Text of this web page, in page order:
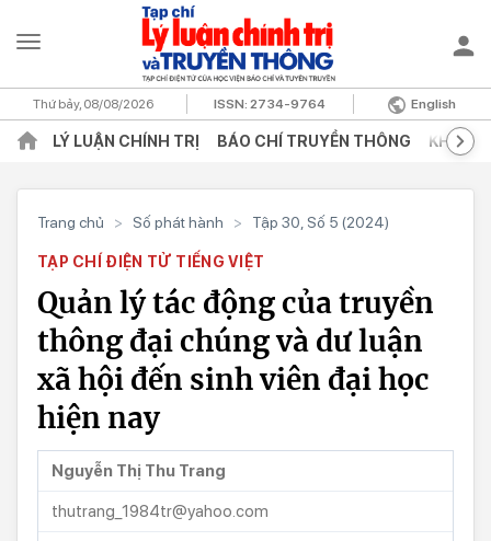
Thứ bảy, 08/08/2026 ISSN:2734-9764 English
LÝ LUẬN CHÍNH TRỊ BÁO CHÍ TRUYỀN THÔNG KHOA
Trang chủ > Số phát hành > Tập 30, Số 5 (2024)
TẠP CHÍ ĐIỆN TỬ TIẾNG VIỆT
Quản lý tác động của truyền
thông đại chúng và dư luận
xã hội đến sinh viên đại học
hiện nay
Nguyễn Thị Thu Trang
thutrang_1984tr@yahoo.com